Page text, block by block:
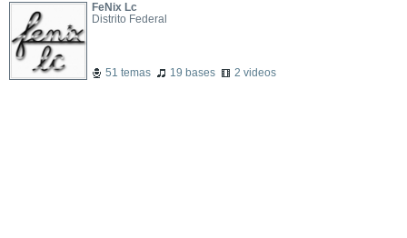
FeNix Lc
Distrito Federal
51 temas 19 bases 2 videos